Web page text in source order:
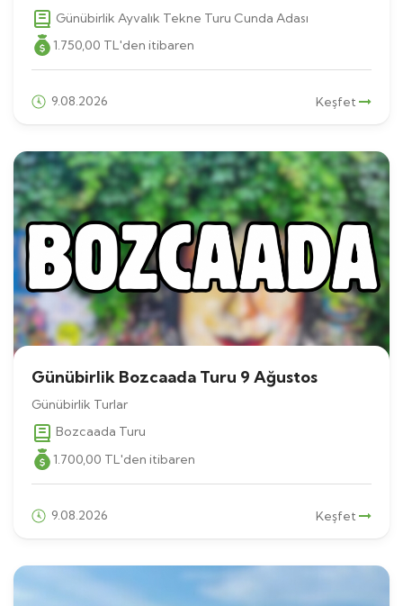
Günübirlik Ayvalık Tekne Turu Cunda Adası
1.750,00 TL'den itibaren
9.08.2026 Keşfet
Günübirlik Bozcaada Turu 9 Ağustos
Günübirlik Turlar
Bozcaada Turu
1.700,00 TL'den itibaren
9.08.2026 Keşfet